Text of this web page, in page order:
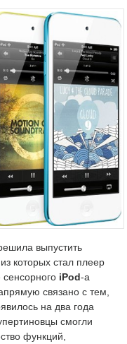
выпустить
которых стал плеер
iPod-а
связано с тем,
на два года
смогли
функций,